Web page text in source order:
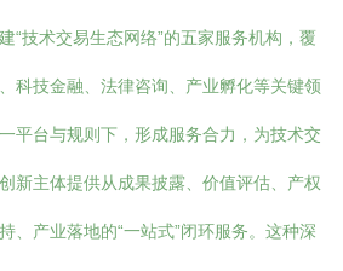
“技术交易生态网络”的五家服务机构，覆
科技金融、法律咨询、产业孵化等关键领
平台与规则下，形成服务合力，为技术交
新主体提供从成果披露、价值评估、产权
、产业落地的“一站式”闭环服务。这种深